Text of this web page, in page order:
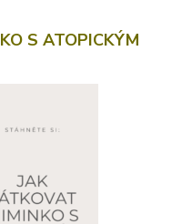
S ATOPICKÝM